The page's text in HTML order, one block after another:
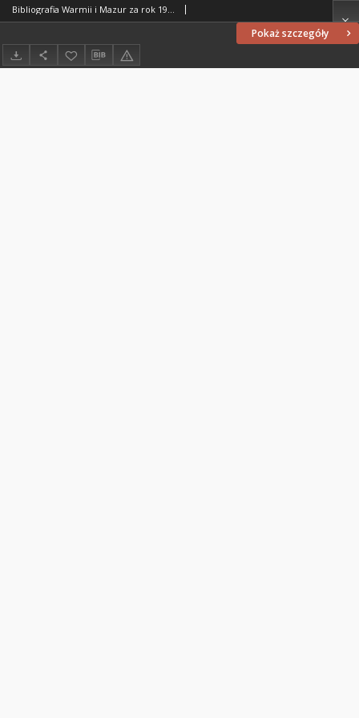
Pokaż szczegóły
Bibliografia Warmii i Mazur za rok 1978